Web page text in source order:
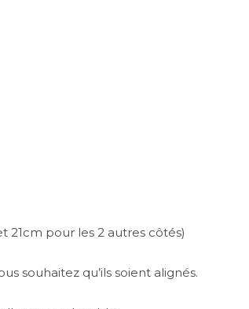
21cm pour les 2 autres côtés)
souhaitez qu’ils soient alignés.